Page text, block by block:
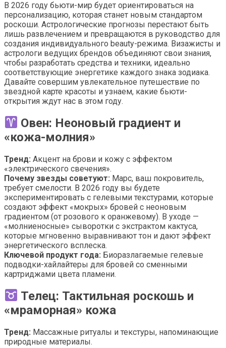
В 2026 году бьюти-мир будет ориентироваться на
персонализацию, которая станет новым стандартом
роскоши. Астрологические прогнозы перестают быть
лишь развлечением и превращаются в руководство для
создания индивидуального beauty-режима. Визажисты и
астрологи ведущих брендов объединяют свои знания,
чтобы разработать средства и техники, идеально
соответствующие энергетике каждого знака зодиака.
Давайте совершим увлекательное путешествие по
звездной карте красоты и узнаем, какие бьюти-
открытия ждут нас в этом году.
Овен: Неоновый градиент и
«кожа-молния»
Тренд: Акцент на брови и кожу с эффектом
«электрического свечения».
Почему звезды советуют: Марс, ваш покровитель,
требует смелости. В 2026 году вы будете
экспериментировать с гелевыми текстурами, которые
создают эффект «мокрых» бровей с неоновым
градиентом (от розового к оранжевому). В уходе —
«молниеносные» сыворотки с экстрактом кактуса,
которые мгновенно выравнивают тон и дают эффект
энергетического всплеска.
Ключевой продукт года: Биоразлагаемые гелевые
подводки-хайлайтеры для бровей со сменными
картриджами цвета пламени.
Телец: Тактильная роскошь и
«мраморная» кожа
Тренд: Массажные ритуалы и текстуры, напоминающие
природные материалы.